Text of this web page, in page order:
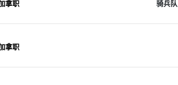
拿职 骑兵队
拿职